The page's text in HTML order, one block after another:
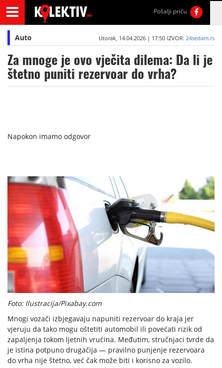
Pošalji priču
Auto Utorak, 14.04.2026 | 17:50 IZVOR: 24sedam.rs
Za mnoge je ovo vječita dilema: Da li je
štetno puniti rezervoar do vrha?
Napokon imamo odgovor
Foto: Ilustracija/Pixabay.com
Mnogi vozači izbjegavaju napuniti rezervoar do kraja jer
vjeruju da tako mogu oštetiti automobil ili povećati rizik od
zapaljenja tokom ljetnih vrućina. Međutim, stručnjaci tvrde da
je istina potpuno drugačija — pravilno punjenje rezervoara
do vrha nije štetno, već čak može biti i korisno za vozilo.